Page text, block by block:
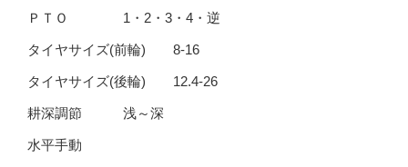
ＰＴＯ 1・2・3・4・逆
タイヤサイズ(前輪) 8-16
タイヤサイズ(後輪) 12.4-26
耕深調節 浅～深
水平手動